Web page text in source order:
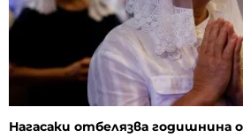
Нагасаки отбелязва